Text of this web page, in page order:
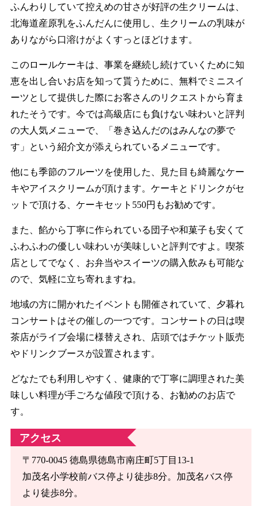
ふんわりしていて控えめの甘さが好評の生クリームは、
北海道産原乳をふんだんに使用し、生クリームの乳味が
ありながら口溶けがよくすっとほどけます。
​このロールケーキは、事業を継続し続けていくために知
恵を出し合いお店を知って貰うために、無料でミニスイ
ーツとして提供した際にお客さんのリクエストから育ま
れたそうです。今では高級店にも負けない味わいと評判
の大人気メニューで、「巻き込んだのはみんなの夢で
す」という紹介文が添えられているメニューです。
他にも季節のフルーツを使用した、見た目も綺麗なケー
キやアイスクリームが頂けます。ケーキとドリンクがセ
ットで頂ける、ケーキセット550円もお勧めです。
また、餡から丁寧に作られている団子や和菓子も安くて
ふわふわの優しい味わいが美味しいと評判ですよ。喫茶
店としてでなく、お弁当やスイーツの購入飲みも可能な
ので、気軽に立ち寄れますね。
地域の方に開かれたイベントも開催されていて、夕暮れ
コンサートはその催しの一つです。コンサートの日は喫
茶店がライブ会場に様替えされ、店頭ではチケット販売
やドリンクブースが設置されます。
どなたでも利用しやすく、健康的で丁寧に調理された美
味しい料理が手ごろな値段で頂ける、お勧めのお店で
す。
アクセス
〒770-0045 徳島県徳島市南庄町5丁目13-1
加茂名小学校前バス停より徒歩8分。加茂名バス停
より徒歩8分。